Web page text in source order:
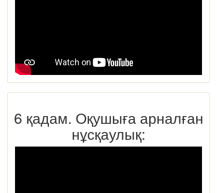
6 қадам. Оқушыға арналған
нұсқаулық: